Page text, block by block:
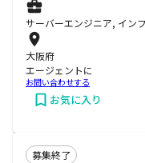
サーバーエンジニア, イン
大阪府
エージェントに
お問い合わせする
お気に入り
募集終了